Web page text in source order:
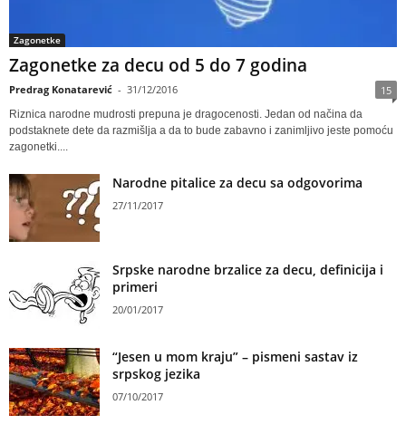
Zagonetke
Zagonetke za decu od 5 do 7 godina
Predrag Konatarević - 31/12/2016 15
Riznica narodne mudrosti prepuna je dragocenosti. Jedan od načina da
podstaknete dete da razmišlja a da to bude zabavno i zanimljivo jeste pomoću
zagonetki....
Narodne pitalice za decu sa odgovorima
27/11/2017
Srpske narodne brzalice za decu, definicija i
primeri
20/01/2017
“Jesen u mom kraju” – pismeni sastav iz
srpskog jezika
07/10/2017